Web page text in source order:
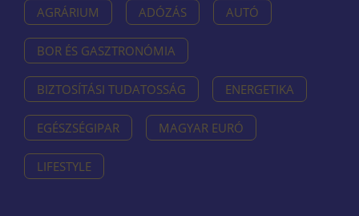
AGRÁRIUM ADÓZÁS AUTÓ
BOR ÉS GASZTRONÓMIA
BIZTOSÍTÁSI TUDATOSSÁG ENERGETIKA
EGÉSZSÉGIPAR MAGYAR EURÓ
LIFESTYLE